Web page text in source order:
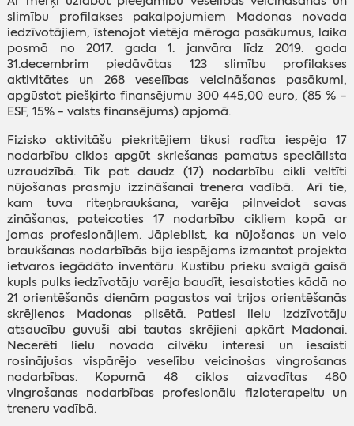
slimību profilakses pakalpojumiem Madonas novada
iedzīvotājiem, īstenojot vietēja mēroga pasākumus, laika
posmā no 2017. gada 1. janvāra līdz 2019. gada
31.decembrim piedāvātas 123 slimību profilakses
aktivitātes un 268 veselības veicināšanas pasākumi,
apgūstot piešķirto finansējumu 300 445,00 euro, (85 % -
ESF, 15% - valsts finansējums) apjomā.
Fizisko aktivitāšu piekritējiem tikusi radīta iespēja 17
nodarbību ciklos apgūt skriešanas pamatus speciālista
uzraudzībā. Tik pat daudz (17) nodarbību cikli veltīti
nūjošanas prasmju izzināšanai trenera vadībā. Arī tie,
kam tuva riteņbraukšana, varēja pilnveidot savas
zināšanas, pateicoties 17 nodarbību cikliem kopā ar
jomas profesionāļiem. Jāpiebilst, ka nūjošanas un velo
braukšanas nodarbībās bija iespējams izmantot projekta
ietvaros iegādāto inventāru. Kustību prieku svaigā gaisā
kupls pulks iedzīvotāju varēja baudīt, iesaistoties kādā no
21 orientēšanās dienām pagastos vai trijos orientēšanās
skrējienos Madonas pilsētā. Patiesi lielu izdzīvotāju
atsaucību guvuši abi tautas skrējieni apkārt Madonai.
Necerēti lielu novada cilvēku interesi un iesaisti
rosinājušas vispārējo veselību veicinošas vingrošanas
nodarbības. Kopumā 48 ciklos aizvadītas 480
vingrošanas nodarbības profesionālu fizioterapeitu un
treneru vadībā.